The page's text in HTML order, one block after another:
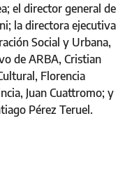
el director general de
la directora ejecutiva
Social y Urbana,
de ARBA, Cristian
Florencia
Juan Cuattromo; y
Pérez Teruel.